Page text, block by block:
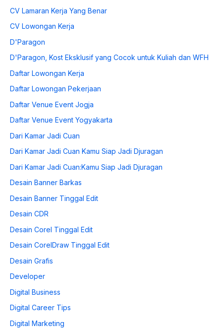
CV Lamaran Kerja Yang Benar
CV Lowongan Kerja
D'Paragon
D'Paragon, Kost Eksklusif yang Cocok untuk Kuliah dan WFH
Daftar Lowongan Kerja
Daftar Lowongan Pekerjaan
Daftar Venue Event Jogja
Daftar Venue Event Yogyakarta
Dari Kamar Jadi Cuan
Dari Kamar Jadi Cuan Kamu Siap Jadi Djuragan
Dari Kamar Jadi Cuan:Kamu Siap Jadi Djuragan
Desain Banner Barkas
Desain Banner Tinggal Edit
Desain CDR
Desain Corel Tinggal Edit
Desain CorelDraw Tinggal Edit
Desain Grafis
Developer
Digital Business
Digital Career Tips
Digital Marketing